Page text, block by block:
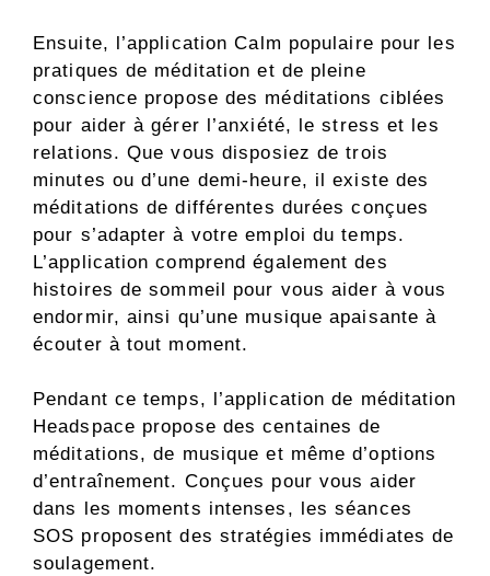
Ensuite, l’application Calm populaire pour les
pratiques de méditation et de pleine
conscience propose des méditations ciblées
pour aider à gérer l’anxiété, le stress et les
relations. Que vous disposiez de trois
minutes ou d’une demi-heure, il existe des
méditations de différentes durées conçues
pour s’adapter à votre emploi du temps.
L’application comprend également des
histoires de sommeil pour vous aider à vous
endormir, ainsi qu’une musique apaisante à
écouter à tout moment.
Pendant ce temps, l’application de méditation
Headspace propose des centaines de
méditations, de musique et même d’options
d’entraînement. Conçues pour vous aider
dans les moments intenses, les séances
SOS proposent des stratégies immédiates de
soulagement.